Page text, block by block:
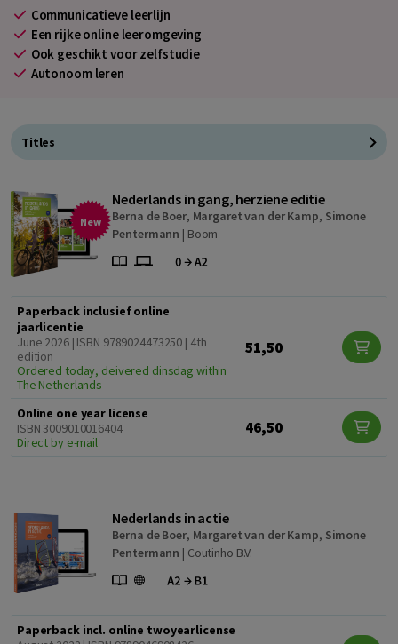
Communicatieve leerlijn
Een rijke online leeromgeving
Ook geschikt voor zelfstudie
Autonoom leren
Titles
New
Nederlands in gang, herziene editie
Berna de Boer, Margaret van der Kamp, Simone
Pentermann | Boom
Paperback inclusief online
jaarlicentie
June 2026 | ISBN 9789024473250 | 4th
edition
Ordered today, deivered dinsdag within
The Netherlands
51,50
Online one year license
ISBN 3009010016404
Direct by e-mail
46,50
Nederlands in actie
Berna de Boer, Margaret van der Kamp, Simone
Pentermann | Coutinho B.V.
Paperback incl. online twoyearlicense